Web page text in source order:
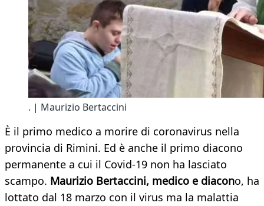
. | Maurizio Bertaccini
È il primo medico a morire di coronavirus nella
provincia di Rimini. Ed è anche il primo diacono
permanente a cui il Covid-19 non ha lasciato
scampo. Maurizio Bertaccini, medico e diacono, ha
lottato dal 18 marzo con il virus ma la malattia